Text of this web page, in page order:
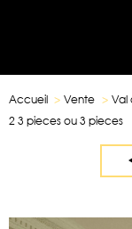
Accueil Vente Val
2 3 pieces ou 3 pieces